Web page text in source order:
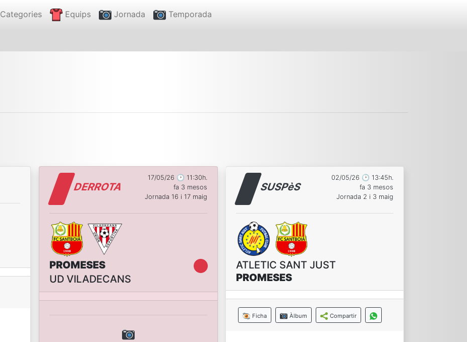
Categories Equips Jornada Temporada
DERROTA
17/05/26 🕑 11:30h.
fa 3 mesos
Jornada 16 i 17 maig
PROMESES
UD VILADECANS
SUSPèS
02/05/26 🕑 13:45h.
fa 3 mesos
Jornada 2 i 3 maig
ATLETIC SANT JUST
PROMESES
Ficha Àlbum Compartir